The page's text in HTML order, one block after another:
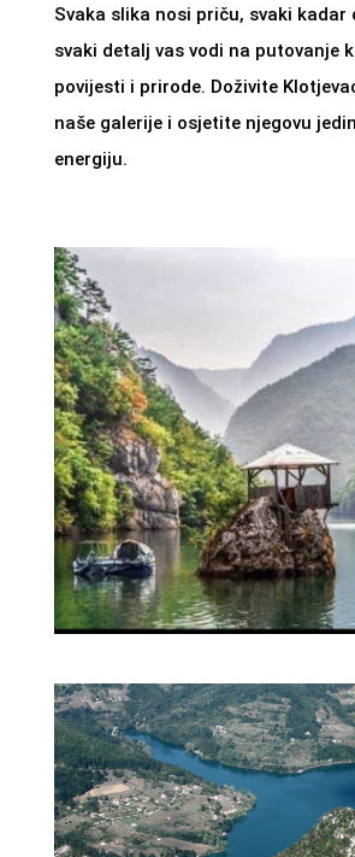
Svaka slika nosi priču, svaki kadar
svaki detalj vas vodi na putovanje
povijesti i prirode. Doživite
naše galerije i osjetite njegovu
energiju.